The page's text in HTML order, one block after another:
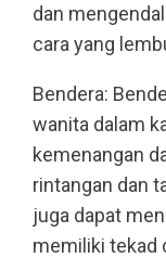
dan
cara yang
Bendera:
wanita dalam
kemenangan
rintangan dan
juga dapat
memiliki tekad